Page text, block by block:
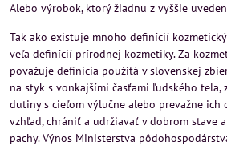
Alebo výrobok, ktorý žiadnu z vyššie
Tak ako existuje mnoho definícií
veľa definícií prírodnej kozmetiky. Za
považuje definícia použitá v slovenskej
na styk s vonkajšími časťami ľudského tela,
dutiny s cieľom výlučne alebo prevažne ich
vzhľad, chrániť a udržiavať v dobrom stave
pachy. Výnos Ministerstva